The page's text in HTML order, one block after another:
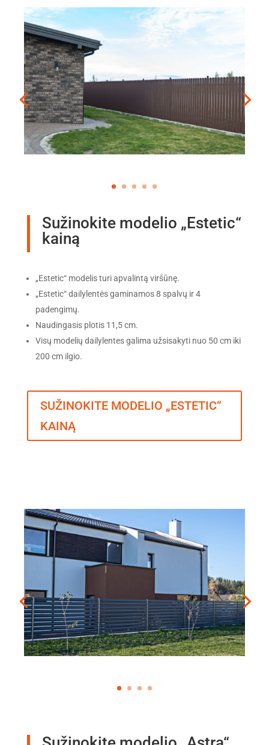
Sužinokite modelio „Estetic“
kainą
„Estetic“ modelis turi apvalintą viršūnę.
„Estetic“ dailylentės gaminamos 8 spalvų ir 4
padengimų.
Naudingasis plotis 11,5 cm.
Visų modelių dailylentes galima užsisakyti nuo 50 cm iki
200 cm ilgio.
SUŽINOKITE MODELIO „ESTETIC“
KAINĄ